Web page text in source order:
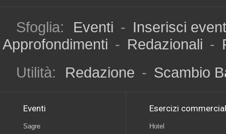
Sfoglia: Eventi - Inserisci
Approfondimenti - Redazionali -
Utilità:
Redazione - Scambio
Eventi
Sagre
Esercizi
Hotel